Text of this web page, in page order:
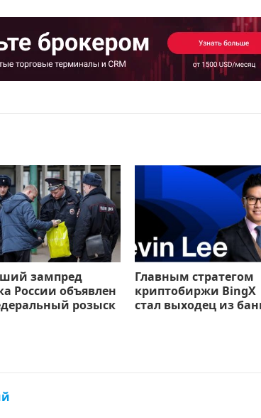
зампред
России объявлен
розыск
Главным стратегом
криптобиржи BingX
стал выходец из